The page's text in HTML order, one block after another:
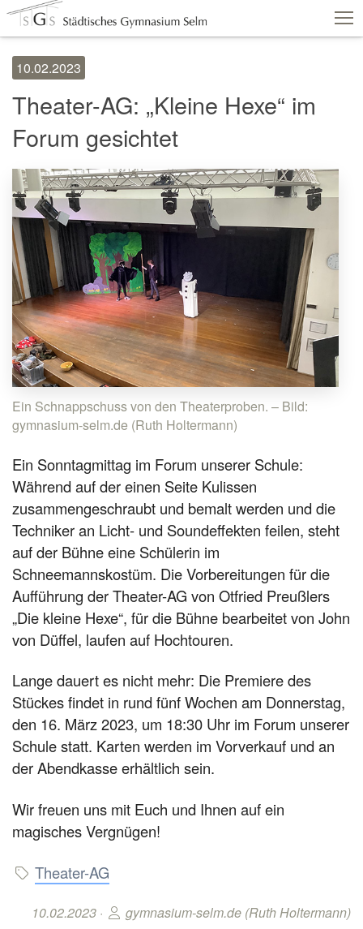
Schulshop
Vertretungen Kontakt
Aktuelles Schule
Fachbereiche
Personen
Service
10.02.2023
Theater-AG: „Kleine Hexe“ im
Forum gesichtet
Ein Schnappschuss von den Theaterproben. – Bild:
gymnasium-selm.de (Ruth Holtermann)
Ein Sonntagmittag im Forum unserer Schule:
Während auf der einen Seite Kulissen
zusammengeschraubt und bemalt werden und die
Techniker an Licht- und Soundeffekten feilen, steht
auf der Bühne eine Schülerin im
Schneemannskostüm. Die Vorbereitungen für die
Aufführung der Theater-AG von Otfried Preußlers
„Die kleine Hexe“, für die Bühne bearbeitet von John
von Düffel, laufen auf Hochtouren.
Lange dauert es nicht mehr: Die Premiere des
Stückes findet in rund fünf Wochen am Donnerstag,
den 16. März 2023, um 18:30 Uhr im Forum unserer
Schule statt. Karten werden im Vorverkauf und an
der Abendkasse erhältlich sein.
Wir freuen uns mit Euch und Ihnen auf ein
magisches Vergnügen!
Theater-AG
10.02.2023 · gymnasium-selm.de (Ruth Holtermann)